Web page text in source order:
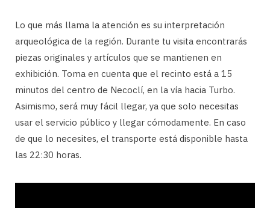
Lo que más llama la atención es su interpretación
arqueológica de la región. Durante tu visita encontrarás
piezas originales y artículos que se mantienen en
exhibición. Toma en cuenta que el recinto está a 15
minutos del centro de Necoclí, en la vía hacia Turbo.
Asimismo, será muy fácil llegar, ya que solo necesitas
usar el servicio público y llegar cómodamente. En caso
de que lo necesites, el transporte está disponible hasta
las 22:30 horas.